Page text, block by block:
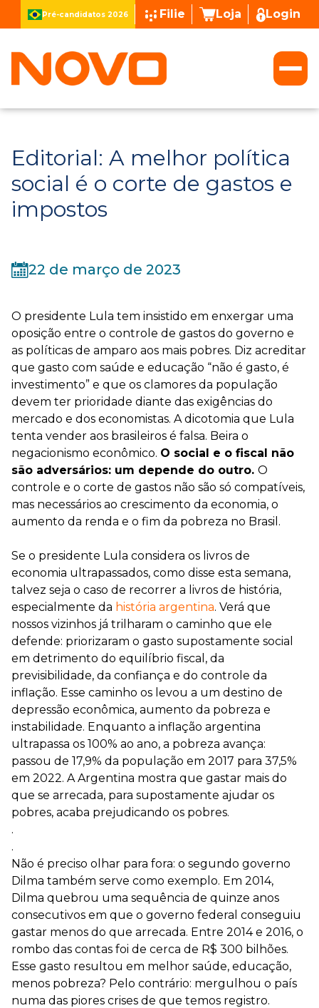
Pré-candidatos 2026 Filie Loja Login
Editorial: A melhor política
social é o corte de gastos e
impostos
22 de março de 2023
O presidente Lula tem insistido em enxergar uma
oposição entre o controle de gastos do governo e
as políticas de amparo aos mais pobres. Diz acreditar
que gasto com saúde e educação “não é gasto, é
investimento” e que os clamores da população
devem ter prioridade diante das exigências do
mercado e dos economistas. A dicotomia que Lula
tenta vender aos brasileiros é falsa. Beira o
negacionismo econômico. O social e o fiscal não
são adversários: um depende do outro. O
controle e o corte de gastos não são só compatíveis,
mas necessários ao crescimento da economia, o
aumento da renda e o fim da pobreza no Brasil.
Se o presidente Lula considera os livros de
economia ultrapassados, como disse esta semana,
talvez seja o caso de recorrer a livros de história,
especialmente da história argentina. Verá que
nossos vizinhos já trilharam o caminho que ele
defende: priorizaram o gasto supostamente social
em detrimento do equilíbrio fiscal, da
previsibilidade, da confiança e do controle da
inflação. Esse caminho os levou a um destino de
depressão econômica, aumento da pobreza e
instabilidade. Enquanto a inflação argentina
ultrapassa os 100% ao ano, a pobreza avança:
passou de 17,9% da população em 2017 para 37,5%
em 2022. A Argentina mostra que gastar mais do
que se arrecada, para supostamente ajudar os
pobres, acaba prejudicando os pobres.
.
.
Não é preciso olhar para fora: o segundo governo
Dilma também serve como exemplo. Em 2014,
Dilma quebrou uma sequência de quinze anos
consecutivos em que o governo federal conseguiu
gastar menos do que arrecada. Entre 2014 e 2016, o
rombo das contas foi de cerca de R$ 300 bilhões.
Esse gasto resultou em melhor saúde, educação,
menos pobreza? Pelo contrário: mergulhou o país
numa das piores crises de que temos registro.